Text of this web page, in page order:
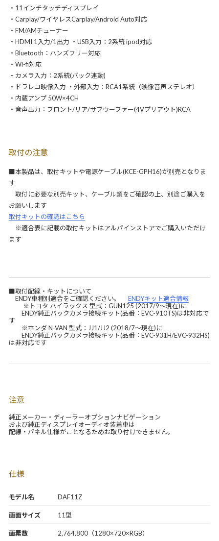
モデル名 DAF11Z
・11インチタッチディスプレイ
・Carplay/ワイヤレスCarplay/Android Auto対応
・FM/AMチューナー
・HDMI 1入力/1出力 ・USB入力：2系統 ipod対応
・Bluetooth：ハンズフリー対応
・Wi-fi対応
・カメラ入力：2系統(バック連動)
・ドラレコ映像入力 ・外部入力：RCA1系統（映像音声ステレオ）
・内蔵アンプ 50W×4CH
・音声出力：フロント/リア/サブウーファー(4Vプリアウト)RCA
取付の注意
■本製品は、取付キットや電源ケーブル(KCE-GPH16)が別売となりま
す
取付に必要な別売キット、ケーブル類をご確認の上、別途ご購入を
お願いします
取付キットの確認はこちら
※適合表に記載の取付キットはアルパインストアでご購入いただけ
ます
■取付配線・キットについて
ENDY車種別適合をご確認ください。 ENDYキット適合情報
※トヨタ ハイラックス 型式：GUN125 (2017/9～現在)に
ENDY純正バックカメラ接続キット(品番：EVC-910TS)は非対応で
す
※ホンダ N-VAN 型式：JJ1/JJ2 (2018/7～現在)に
ENDY純正バックカメラ接続キット(品番：EVC-931H/EVC-932HS)
は非対応です
注意
純正メーカー・ディーラーオプションナビゲーション
および純正ディスプレイオーディオ装着車は
配線・パネル仕様がことなるためお取り付けできません。
仕様
画面サイズ 11型
画素数 2,764,800（1280×720×RGB）